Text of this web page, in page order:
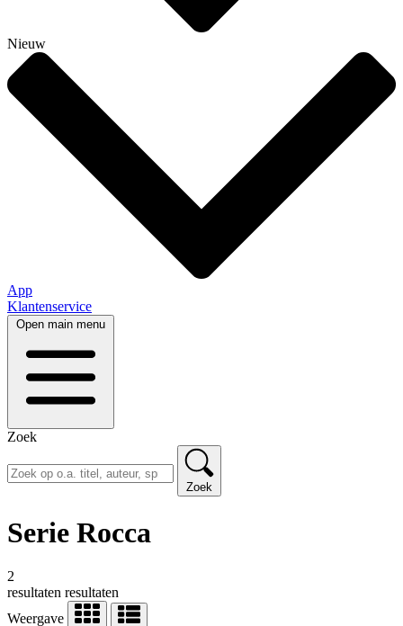
Nieuw
App
Klantenservice
Open main menu
Zoek
Zoek
Serie Rocca
2
resultaten resultaten
Weergave